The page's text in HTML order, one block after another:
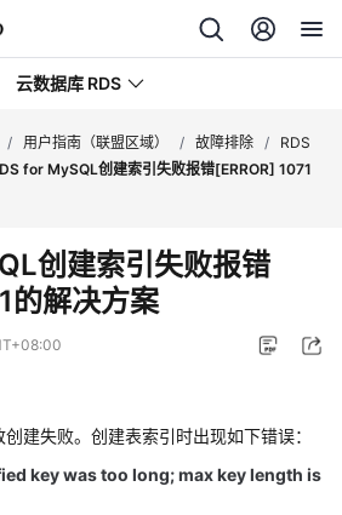
云数据库 RDS
/ 用户指南（联盟区域） / 故障排除 /
RDS
for MySQL创建索引失败报错[ERROR] 1071
创建索引失败报错
的解决方案
建失败。创建表索引时出现如下错误：
key was too long; max key length is